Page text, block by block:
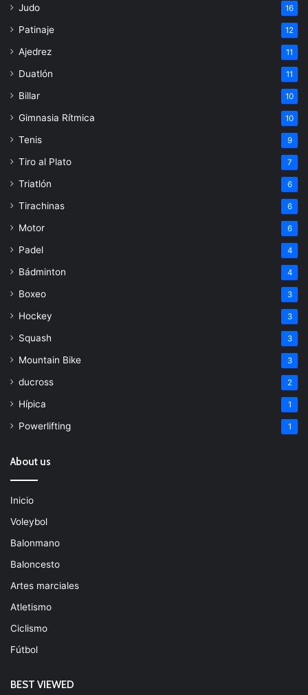
Judo 16
Patinaje 12
Ajedrez 11
Duatlón 11
Billar 10
Gimnasia Rítmica 10
Tenis 9
Tiro al Plato 7
Triatlón 6
Tirachinas 6
Motor 6
Padel 4
Bádminton 4
Boxeo 3
Hockey 3
Squash 3
Mountain Bike 3
ducross 2
Hípica 1
Powerlifting 1
About us
Inicio
Voleybol
Balonmano
Baloncesto
Artes marciales
Atletismo
Ciclismo
Fútbol
BEST VIEWED